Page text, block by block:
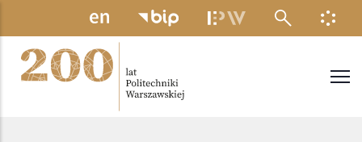
Przejdź do treści
MENU